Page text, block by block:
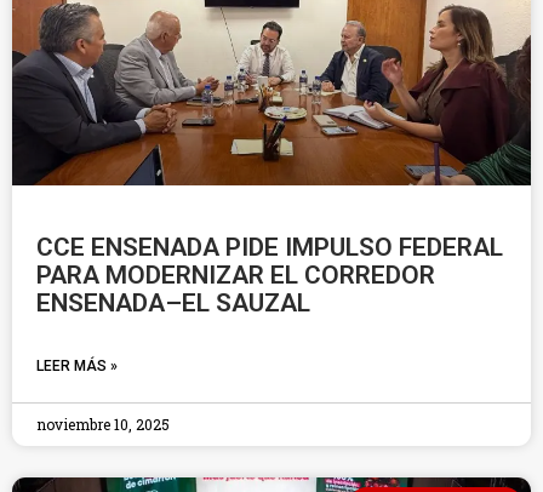
CCE ENSENADA PIDE IMPULSO FEDERAL
PARA MODERNIZAR EL CORREDOR
ENSENADA–EL SAUZAL
LEER MÁS »
noviembre 10, 2025